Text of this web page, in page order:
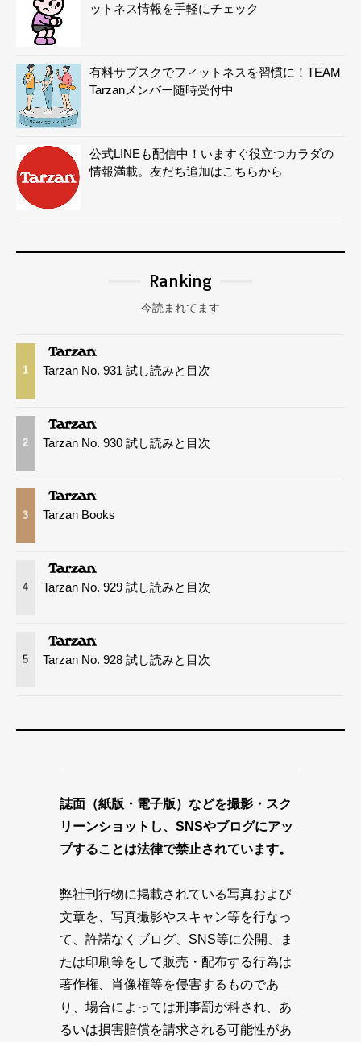
ットネス情報を手軽にチェック
有料サブスクでフィットネスを習慣に！TEAM
Tarzanメンバー随時受付中
公式LINEも配信中！いますぐ役立つカラダの
情報満載。友だち追加はこちらから
Ranking
今読まれてます
1 Tarzan No. 931 試し読みと目次
2 Tarzan No. 930 試し読みと目次
3 Tarzan Books
4 Tarzan No. 929 試し読みと目次
5 Tarzan No. 928 試し読みと目次
誌面（紙版・電子版）などを撮影・スク
リーンショットし、SNSやブログにアッ
プすることは法律で禁止されています。
弊社刊行物に掲載されている写真および
文章を、写真撮影やスキャン等を行なっ
て、許諾なくブログ、SNS等に公開、ま
たは印刷等をして販売・配布する行為は
著作権、肖像権等を侵害するものであ
り、場合によっては刑事罰が科され、あ
るいは損害賠償を請求される可能性があ